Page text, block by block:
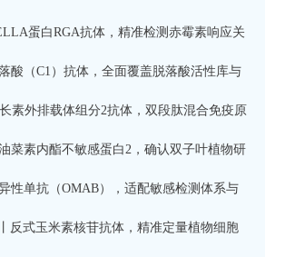
蛋白RGA抗体，精准检测赤霉素响应关
酸（C1）抗体，全面覆盖脱落酸活性库与
素外排载体组分2抗体，双段肽混合免疫原
菜素内酯不敏感蛋白2，确认双子叶植物研
性单抗（OMAB），适配敏感检测体系与
反式玉米素核苷抗体，精准定量植物细胞